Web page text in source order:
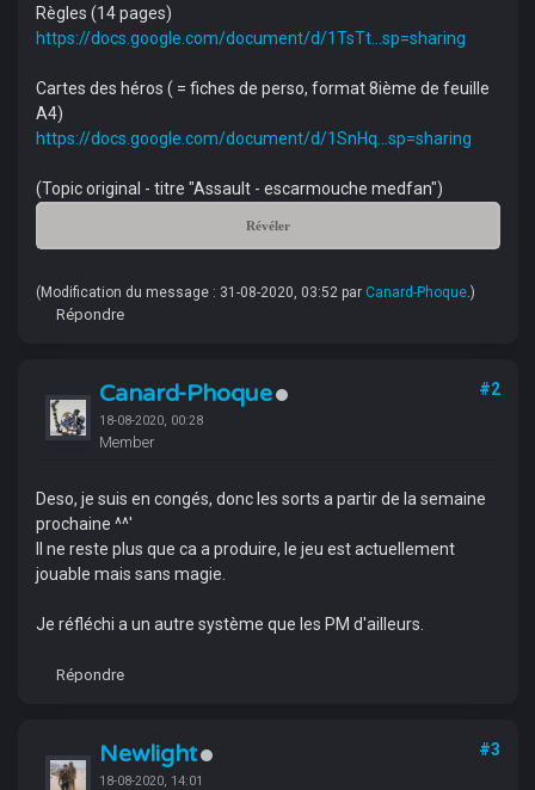
Règles (14 pages)
https://docs.google.com/document/d/1TsTt...sp=sharing
Cartes des héros ( = fiches de perso, format 8ième de feuille
A4)
https://docs.google.com/document/d/1SnHq...sp=sharing
(Topic original - titre "Assault - escarmouche medfan")
Révéler
(Modification du message : 31-08-2020, 03:52 par Canard-Phoque.)
Répondre
Canard-Phoque
18-08-2020, 00:28
Member
#2
Deso, je suis en congés, donc les sorts a partir de la semaine
prochaine ^^'
Il ne reste plus que ca a produire, le jeu est actuellement
jouable mais sans magie.
Je réfléchi a un autre système que les PM d'ailleurs.
Répondre
Newlight
18-08-2020, 14:01
#3